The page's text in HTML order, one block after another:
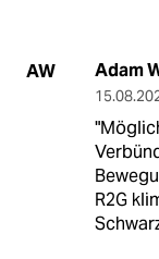
AW Adam
R2G